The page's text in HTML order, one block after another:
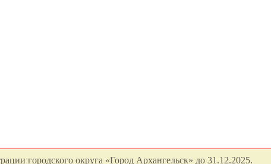
городского округа «Город Архангельск» до 31.12.2025.